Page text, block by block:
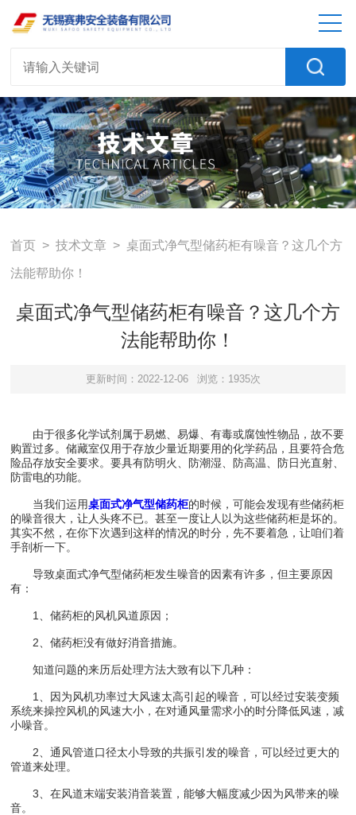
首页 >技术文章 > 桌面式净气型储药柜有噪音？这几个方
法能帮助你！
桌面式净气型储药柜有噪音？这几个方
法能帮助你！
更新时间：2022-12-06 浏览：1935次
由于很多化学试剂属于易燃、易爆、有毒或腐蚀性物品，故不要
购置过多。储藏室仅用于存放少量近期要用的化学药品，且要符合危
险品存放安全要求。要具有防明火、防潮湿、防高温、防日光直射、
防雷电的功能。
当我们运用桌面式净气型储药柜的时候，可能会发现有些储药柜
的噪音很大，让人头疼不已。甚至一度让人以为这些储药柜是坏的。
其实不然，在你下次遇到这样的情况的时分，先不要着急，让咱们着
手剖析一下。
导致桌面式净气型储药柜发生噪音的因素有许多，但主要原因
有：
1、储药柜的风机风道原因；
2、储药柜没有做好消音措施。
知道问题的来历后处理方法大致有以下几种：
1、因为风机功率过大风速太高引起的噪音，可以经过安装变频
系统来操控风机的风速大小，在对通风量需求小的时分降低风速，减
小噪音。
2、通风管道口径太小导致的共振引发的噪音，可以经过更大的
管道来处理。
3、在风道末端安装消音装置，能够大幅度减少因为风带来的噪
音。